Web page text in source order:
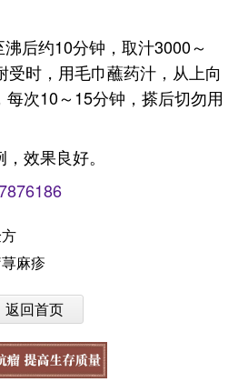
后约10分钟，取汁3000～
时，用毛巾蘸药汁，从上向
次10～15分钟，搽后切勿用
效果良好。
麻疹
返回首页